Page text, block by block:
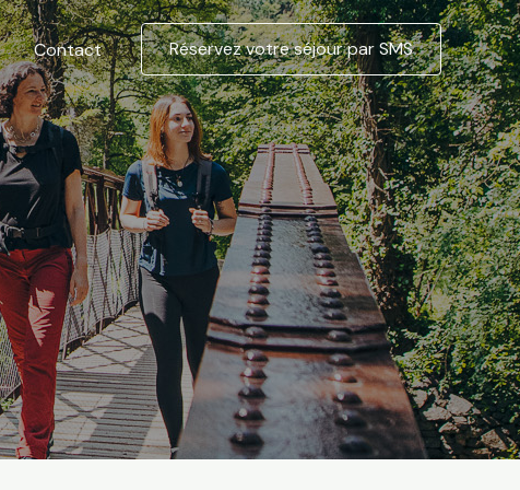
Contact Réservez votre séjour par SMS